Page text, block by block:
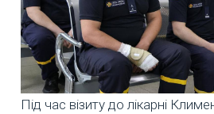
Під час візиту до лікарні